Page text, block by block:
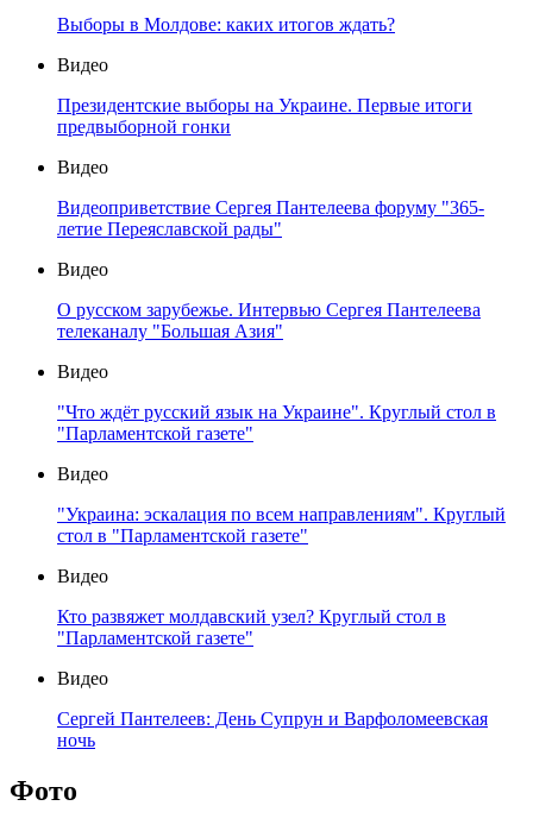
Выборы в Молдове: каких итогов ждать?
Видео
Президентские выборы на Украине. Первые итоги
предвыборной гонки
Видео
Видеоприветствие Сергея Пантелеева форуму "365-
летие Переяславской рады"
Видео
О русском зарубежье. Интервью Сергея Пантелеева
телеканалу "Большая Азия"
Видео
"Что ждёт русский язык на Украине". Круглый стол в
"Парламентской газете"
Видео
"Украина: эскалация по всем направлениям". Круглый
стол в "Парламентской газете"
Видео
Кто развяжет молдавский узел? Круглый стол в
"Парламентской газете"
Видео
Сергей Пантелеев: День Супрун и Варфоломеевская
ночь
Фото